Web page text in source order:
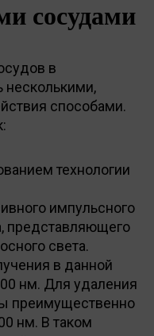
сосудами
в
несколькими,
способами.
технологии
импульсного
представляющего
света.
в данной
нм. Для удаления
преимущественно
нм. В таком